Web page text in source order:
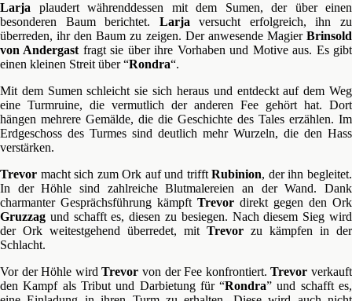
Larja plaudert währenddessen mit dem Sumen, der über einen
besonderen Baum berichtet. Larja versucht erfolgreich, ihn zu
überreden, ihr den Baum zu zeigen. Der anwesende Magier Brinsold
von Andergast fragt sie über ihre Vorhaben und Motive aus. Es gibt
einen kleinen Streit über “Rondra“.
Mit dem Sumen schleicht sie sich heraus und entdeckt auf dem Weg
eine Turmruine, die vermutlich der anderen Fee gehört hat. Dort
hängen mehrere Gemälde, die die Geschichte des Tales erzählen. Im
Erdgeschoss des Turmes sind deutlich mehr Wurzeln, die den Hass
verstärken.
Trevor macht sich zum Ork auf und trifftRubinion, der ihn begleitet.
In der Höhle sind zahlreiche Blutmalereien an der Wand. Dank
charmanter Gesprächsführung kämpft Trevor direkt gegen den Ork
Gruzzag und schafft es, diesen zu besiegen. Nach diesem Sieg wird
der Ork weitestgehend überredet, mit Trevor zu kämpfen in der
Schlacht.
Vor der Höhle wirdTrevor von der Fee konfrontiert.Trevor verkauft
den Kampf als Tribut und Darbietung für “Rondra” und schafft es,